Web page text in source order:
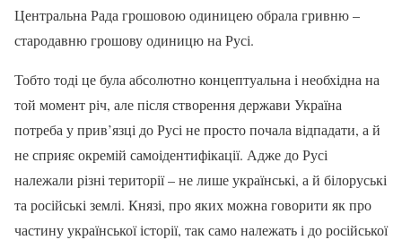
Центральна Рада грошовою одиницею обрала гривню –
стародавню грошову одиницю на Русі.
Тобто тоді це була абсолютно концептуальна і необхідна на
той момент річ, але після створення держави Україна
потреба у прив’язці до Русі не просто почала відпадати, а й
не сприяє окремій самоідентифікації. Адже до Русі
належали різні території – не лише українські, а й білоруські
та російські землі. Князі, про яких можна говорити як про
частину української історії, так само належать і до російської